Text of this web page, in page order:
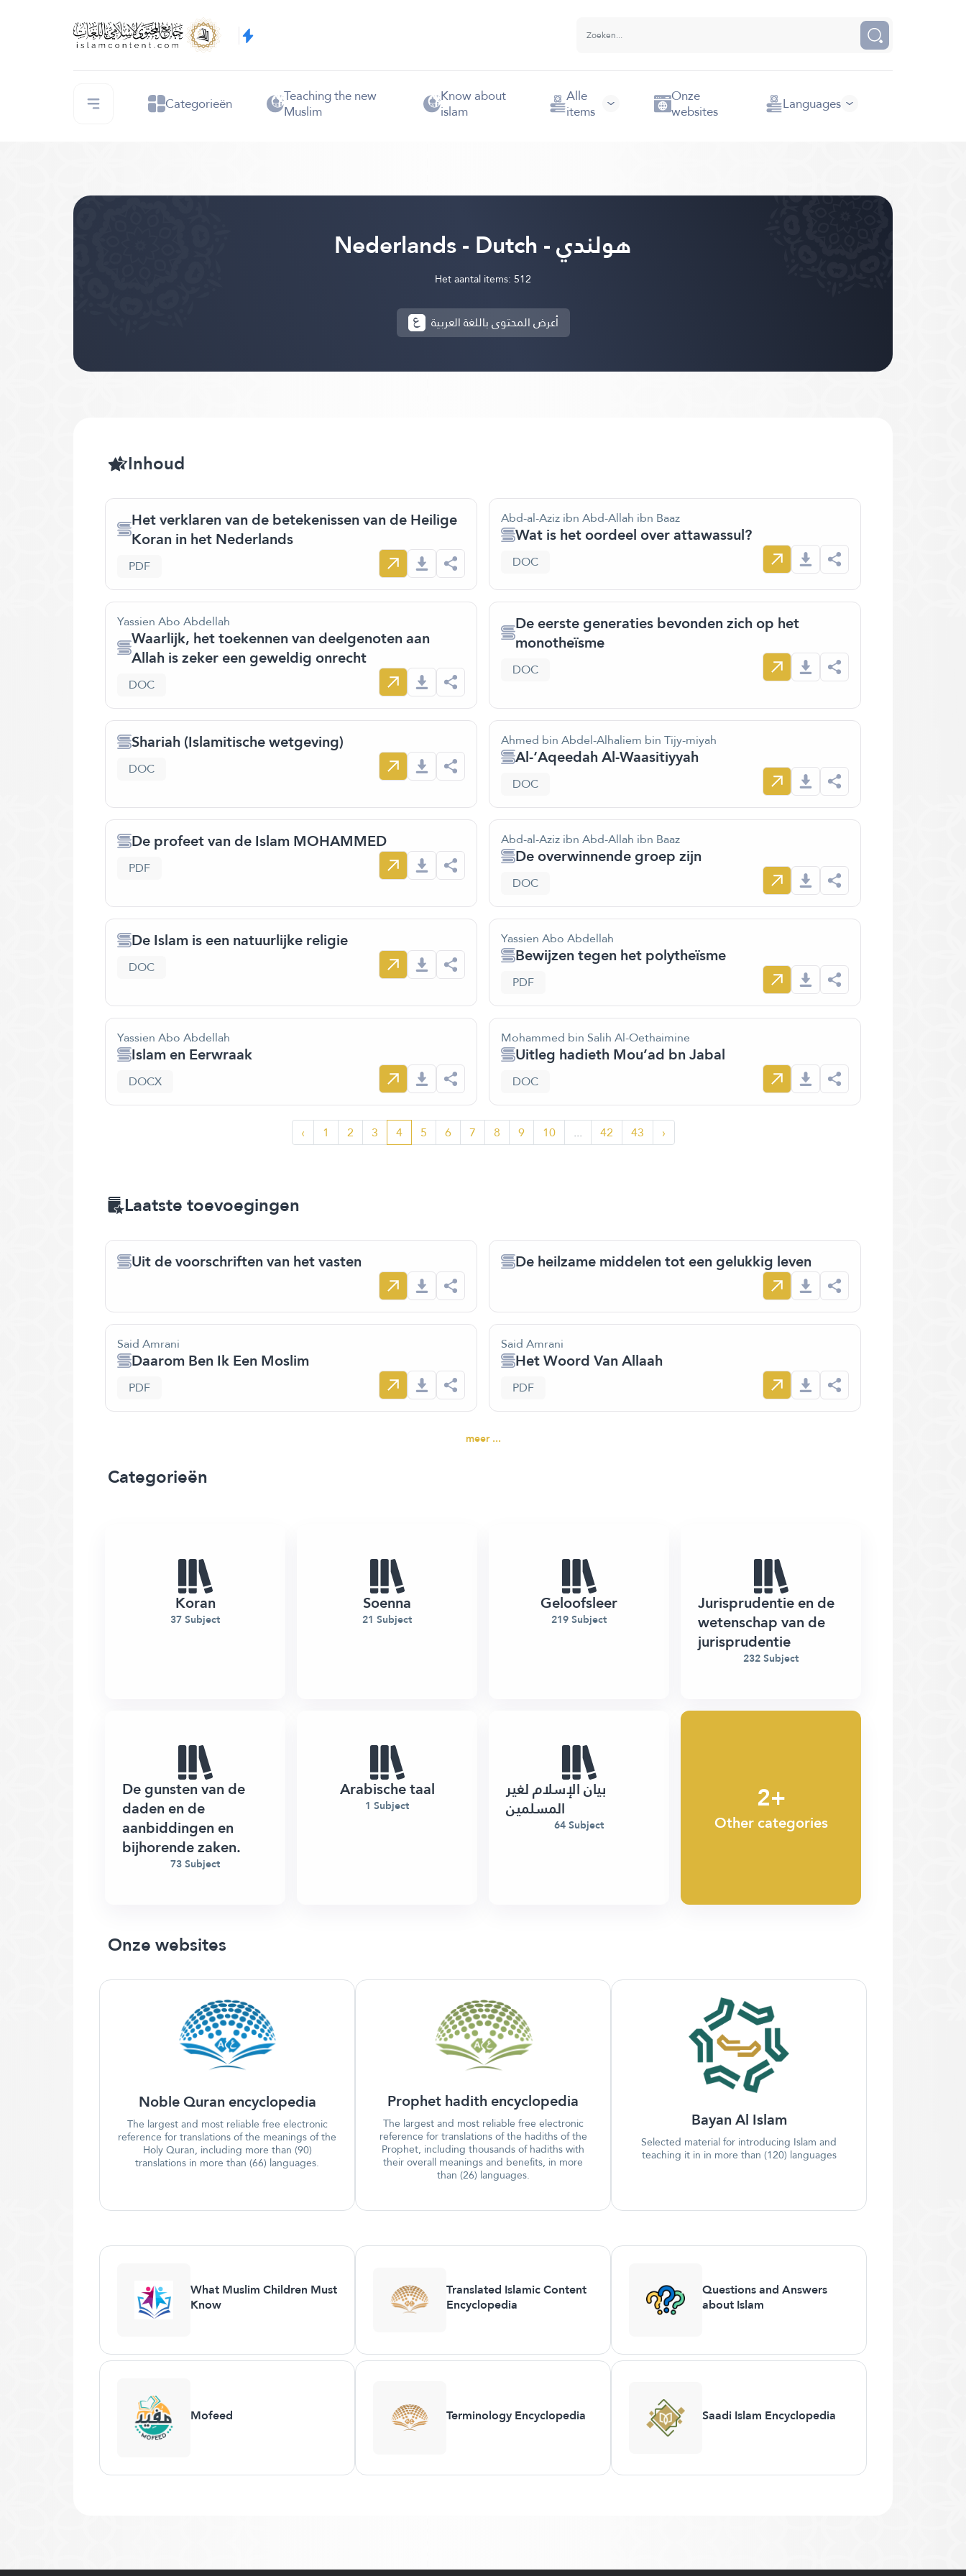
Categorieën Teaching the new
Muslim
Know about
islam
Alle
items
Onze
websites Languages
Nederlands - Dutch - هولندي
Het aantal items: 512
أعرض المحتوى باللغة العربية
Inhoud
Het verklaren van de betekenissen van de Heilige
Koran in het Nederlands
PDF
Abd-al-Aziz ibn Abd-Allah ibn Baaz
Wat is het oordeel over attawassul?
DOC
Yassien Abo Abdellah
Waarlijk, het toekennen van deelgenoten aan
Allah is zeker een geweldig onrecht
DOC
De eerste generaties bevonden zich op het
monotheïsme
DOC
Shariah (Islamitische wetgeving)
DOC
Ahmed bin Abdel-Alhaliem bin Tijy-miyah
Al-‘Aqeedah Al-Waasitiyyah
DOC
De profeet van de Islam MOHAMMED
PDF
Abd-al-Aziz ibn Abd-Allah ibn Baaz
De overwinnende groep zijn
DOC
De Islam is een natuurlijke religie
DOC
Yassien Abo Abdellah
Bewijzen tegen het polytheïsme
PDF
Yassien Abo Abdellah
Islam en Eerwraak
DOCX
Mohammed bin Salih Al-Oethaimine
Uitleg hadieth Mou’ad bn Jabal
DOC
‹ 1 2 3 4 5 6 7 8 9 10 ... 42 43 ›
Laatste toevoegingen
Uit de voorschriften van het vasten De heilzame middelen tot een gelukkig leven
Said Amrani
Daarom Ben Ik Een Moslim
PDF
Said Amrani
Het Woord Van Allaah
PDF
meer ...
Categorieën
Koran
37 Subject
Soenna
21 Subject
Geloofsleer
219 Subject
Jurisprudentie en de
wetenschap van de
jurisprudentie
232 Subject
De gunsten van de
daden en de
aanbiddingen en
bijhorende zaken.
73 Subject
Arabische taal
1 Subject
بيان الإسلام لغير
المسلمين
64 Subject
2+
Other categories
Onze websites
Noble Quran encyclopedia
The largest and most reliable free electronic
reference for translations of the meanings of the
Holy Quran, including more than (90)
translations in more than (66) languages.
Prophet hadith encyclopedia
The largest and most reliable free electronic
reference for translations of the hadiths of the
Prophet, including thousands of hadiths with
their overall meanings and benefits, in more
than (26) languages.
Bayan Al Islam
Selected material for introducing Islam and
teaching it in in more than (120) languages
What Muslim Children Must
Know
Translated Islamic Content
Encyclopedia
Questions and Answers
about Islam
Mofeed Terminology Encyclopedia Saadi Islam Encyclopedia